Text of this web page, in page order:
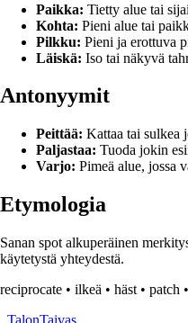
Paikka: Tietty alue tai
Kohta: Pieni alue tai
Pilkku: Pieni ja erottuva
Läiskä: Iso tai näkyvä
Antonyymit
Peittää: Kattaa tai sulkea
Paljastaa: Tuoda jokin
Varjo: Pimeä alue, jossa
Etymologia
Sanan spot alkuperäinen
käytetystä yhteydestä.
reciprocate • ilkeä • häst • patch •